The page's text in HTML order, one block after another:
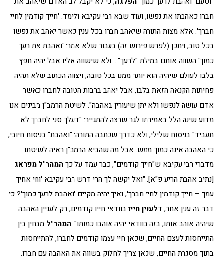
חברו כאהבתו את נפשו, ועוד שבא רבי עקיבא ולימד: 'חייך קודמין לחיי
חברך'. אלא מצות התורה שיאהב חברו בכל ענין כאשר יאהב את נפשו
בכל טוב, ויתכן (לפרש פירוש זה) בעבור שלא אמר: 'ואהבת את רעך
כמוך' השווה אותם במילת "לרעך"… ולא שישווה אליו אבל יהיה חפץ
בלבו לעולם שיהיה הוא יותר ממנו בכל טובה, ויצווה הכתוב שלא תהיה
פחיתות הקנאה הזאת בלבו, אבל יאהב ברבות הטובה לחברו כאשר
אדם עושה לנפשו ולא יתן שיעורין באהבה". לשיטת הרמב"ן מבינים אנו
מדוע שינה הלל באמירתו לגר שרצה להתגייר: "דעלך סני לחברך לא
תעביד" בניסוח שלילי, ולא כדרך שכתבה התורה: "ואהבת" בניסוח חיובי,
כי האהבה אינה כמוך ממש. אבל מה שהביא הרמב"ן ראיה לשיטתו
מדברי רבי עקיבא ש"חייך קודמים", כבר עמד על כךהמהר"ל מפראג
[נתיב אהבת הריע פ"א]: "ואל יקשה לך הרי דרש רבי עקיבא 'וחי אחיך
עמך – חייך קודמין לחיי חברך', ואיך יהיה מקיים 'ואהבת לרעך כמוך'? כי
דבר זה ענין אחר, דלענין חייובוודאי חייו קודמים, רק לעניין האהבה
שיהיה אוהב אותו, בזה בוודאי יהיה אוהבו כמותו".המהר"ל מבחין בין
התייחסות לעצם החיים, שכאן חיי עצמו קודמים לחברו, להתייחסות
בתוך מסגרת החיים, שכאן צריך לחלוק בשווה את האהבה עם חברו.